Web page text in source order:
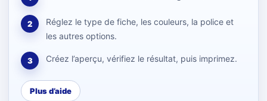
2
Réglez le type de fiche, les couleurs, la police et
les autres options.
3 Créez l’aperçu, vérifiez le résultat, puis imprimez.
Plus d’aide